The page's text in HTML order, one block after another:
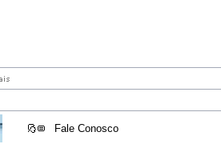
Fale Conosco